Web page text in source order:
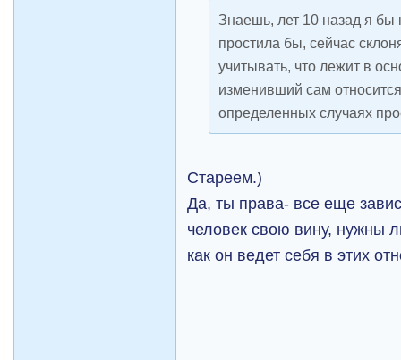
Знаешь, лет 10 назад я бы
простила бы, сейчас
учитывать, что лежит в
изменивший сам
определенных случаях
Стареем.)
Да, ты права- все еще
человек свою вину, нужны
как он ведет себя в этих